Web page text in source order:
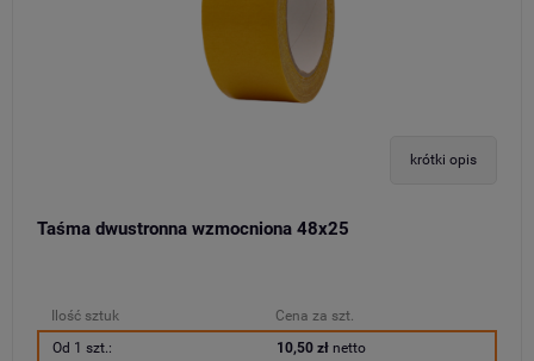
krótki opis
Taśma dwustronna wzmocniona 48x25
Ilość sztuk
Cena za szt.
Od 1 szt.:
10,50 złnetto